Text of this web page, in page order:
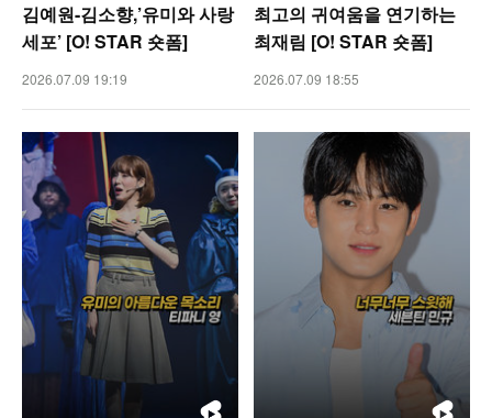
김예원-김소향,’유미와 사랑
세포’ [O! STAR 숏폼]
2026.07.09 19:19
최고의 귀여움을 연기하는
최재림 [O! STAR 숏폼]
2026.07.09 18:55